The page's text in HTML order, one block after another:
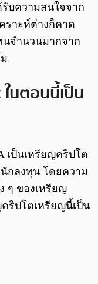
รับความสนใจจาก
ราะห์ต่างก็คาด
จำนวนมากจาก
นตอนนี้เป็น
เป็นเหรียญคริปโต
กลงทุน โดยความ
ๆ ของเหรียญ
ริปโตเหรียญนี้เป็น